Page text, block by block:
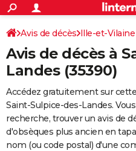
ACTUALITÉS
Politique
Société
Faits Divers
Education
Monde
Villes
+
SPORT
Coupe du monde 2026
Football
Tennis
Cyclisme
Rugby
Forum
CULTURE
FINANCE
Retraite
Impôts
Epargne
Immobilier
Risques naturels par ville
Banque
Assurance
Crédit
Essais
Réserver un essai
Citadines
Berlines
SUV
Forum auto
+
HIGH-TECH
Avis de décès Ille-et-Vilaine
Avis de décès à
Landes (35390)
Accédez gratuitement sur
Saint-Sulpice-des-Landes.
recherche, trouver un avis de
d'obsèques plus ancien en
nom (ou code postal) d'une